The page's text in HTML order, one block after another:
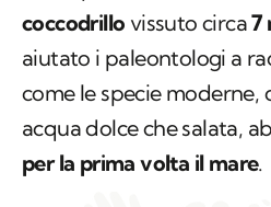
coccodrillo vissuto circa7
aiutato i paleontologi a
come le specie moderne,
acqua dolce che salata,
per la prima volta il mare.